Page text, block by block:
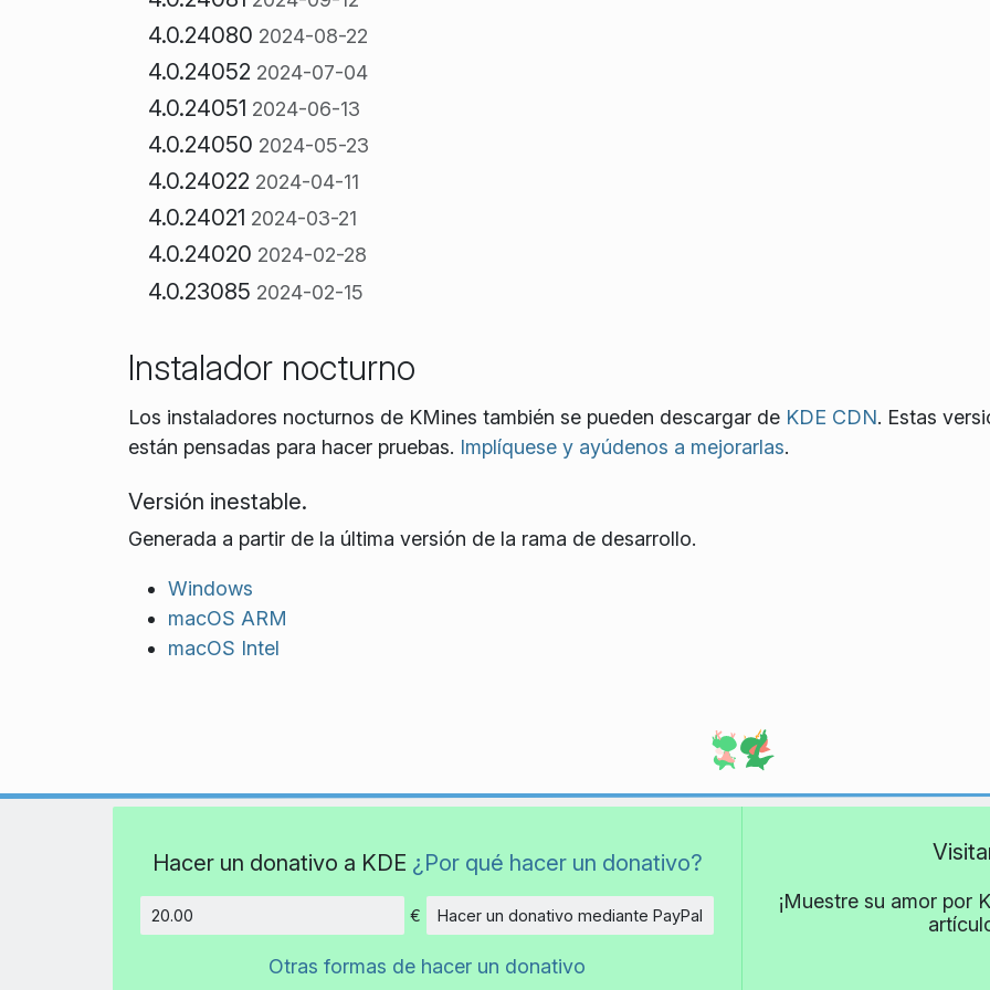
4.0.24080 2024-08-22
4.0.24052 2024-07-04
4.0.24051 2024-06-13
4.0.24050 2024-05-23
4.0.24022 2024-04-11
4.0.24021 2024-03-21
4.0.24020 2024-02-28
4.0.23085 2024-02-15
Instalador nocturno
Los instaladores nocturnos de KMines también se pueden descargar de KDE CDN. Estas
están pensadas para hacer pruebas. Implíquese y ayúdenos a mejorarlas.
Versión inestable.
Generada a partir de la última versión de la rama de desarrollo.
Windows
macOS ARM
macOS Intel
Hacer un donativo a KDE ¿Por qué hacer un donativo?
Cantidad
€ Hacer un donativo mediante PayPal
Otras formas de hacer un donativo
¡Muestre su amor por